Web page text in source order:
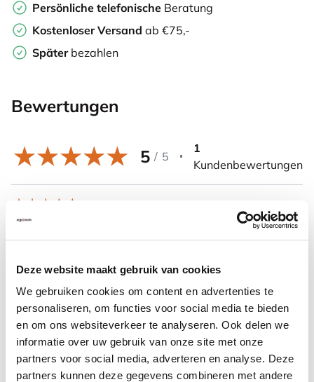
Deze website maakt gebruik van cookies
We gebruiken cookies om content en advertenties te
personaliseren, om functies voor social media te bieden
en om ons websiteverkeer te analyseren. Ook delen we
informatie over uw gebruik van onze site met onze
partners voor social media, adverteren en analyse. Deze
partners kunnen deze gegevens combineren met andere
Persönliche telefonische Beratung
Kostenloser Versand ab €75,-
Später bezahlen
Bewertungen
5 / 5
1
Kundenbewertungen
Astrid Hartleb,
Sehr gute Produktqualität, ermöglicht flexibles
aufrechte Körperhaltung
Weitere Informationen